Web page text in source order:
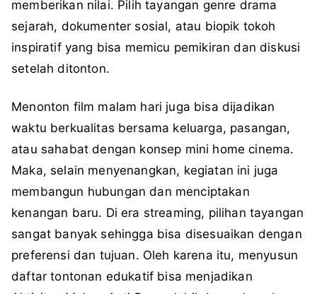
memberikan nilai. Pilih tayangan genre drama
sejarah, dokumenter sosial, atau biopik tokoh
inspiratif yang bisa memicu pemikiran dan diskusi
setelah ditonton.
Menonton film malam hari juga bisa dijadikan
waktu berkualitas bersama keluarga, pasangan,
atau sahabat dengan konsep mini home cinema.
Maka, selain menyenangkan, kegiatan ini juga
membangun hubungan dan menciptakan
kenangan baru. Di era streaming, pilihan tayangan
sangat banyak sehingga bisa disesuaikan dengan
preferensi dan tujuan. Oleh karena itu, menyusun
daftar tontonan edukatif bisa menjadikan